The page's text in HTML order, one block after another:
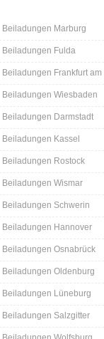
Beiladungen Marburg
Beiladungen Fulda
Beiladungen Frankfurt am
Beiladungen Wiesbaden
Beiladungen Darmstadt
Beiladungen Kassel
Beiladungen Rostock
Beiladungen Wismar
Beiladungen Schwerin
Beiladungen Hannover
Beiladungen Osnabrück
Beiladungen Oldenburg
Beiladungen Lüneburg
Beiladungen Salzgitter